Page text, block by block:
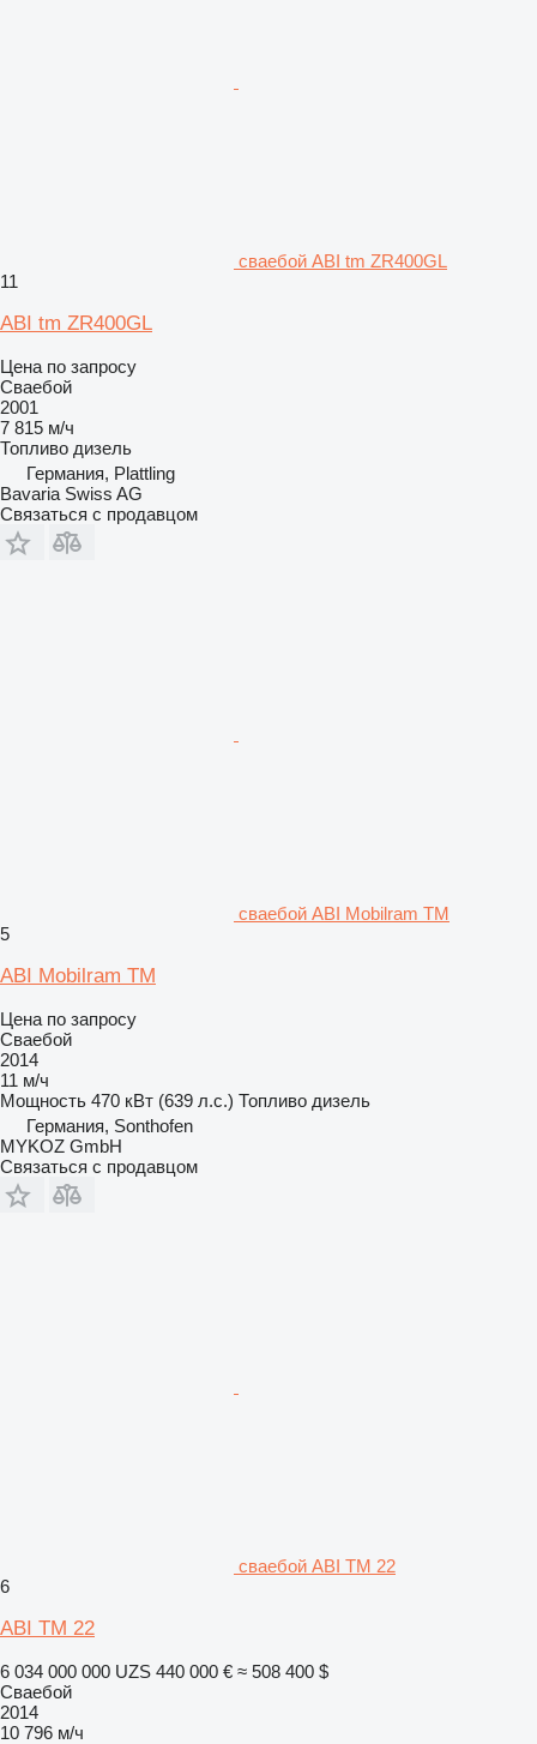
сваебой ABI tm ZR400GL
11
ABI tm ZR400GL
Цена по запросу
Сваебой
2001
7 815 м/ч
Топливо дизель
Германия, Plattling
Bavaria Swiss AG
Связаться с продавцом
сваебой ABI Mobilram TM
5
ABI Mobilram TM
Цена по запросу
Сваебой
2014
11 м/ч
Мощность 470 кВт (639 л.с.) Топливо дизель
Германия, Sonthofen
MYKOZ GmbH
Связаться с продавцом
сваебой ABI TM 22
6
ABI TM 22
6 034 000 000 UZS 440 000 € ≈ 508 400 $
Сваебой
2014
10 796 м/ч